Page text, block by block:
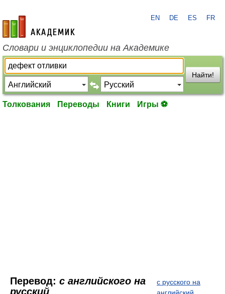
academic.ru
EN DE ES FR
Словари и энциклопедии на Академике
Найти!
Толкования Переводы Книги Игры ⚽
Перевод: с английского на
русский
с русского на